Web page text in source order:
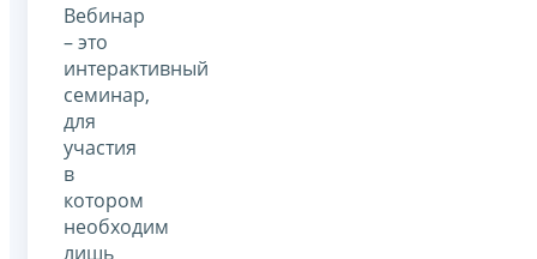
Вебинар
– это
интерактивный
семинар,
для
участия
в
котором
необходим
лишь